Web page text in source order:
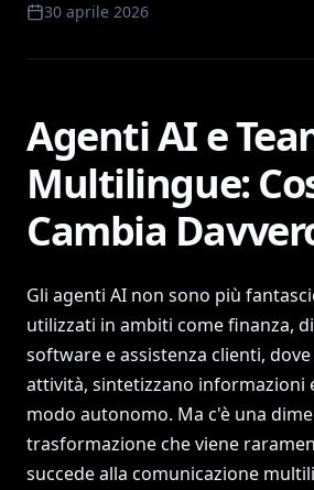
30 aprile 2026
Agenti AI e
Multilingue:
Cambia
Gli agenti AI non sono più
utilizzati in ambiti come finanza,
software e assistenza clienti,
attività, sintetizzano informazioni
modo autonomo. Ma c'è una
trasformazione che viene
succede alla comunicazione